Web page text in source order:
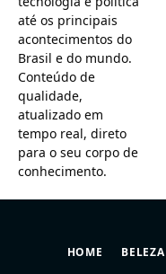
até os principais
acontecimentos do
Brasil e do mundo.
Conteúdo de
qualidade,
atualizado em
tempo real, direto
para o seu corpo de
conhecimento.
HOME BELEZA